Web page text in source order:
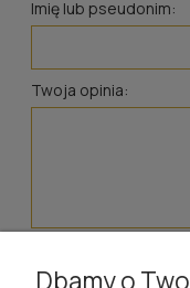
Imię lub pseudonim:
Twoja opinia:
Dbamy o